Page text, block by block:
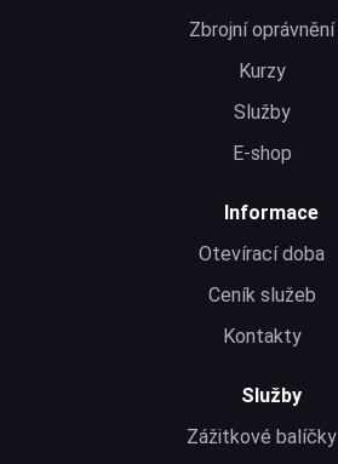
Zbrojní oprávnění
Kurzy
Služby
E-shop
Informace
Otevírací doba
Ceník služeb
Kontakty
Služby
Zážitkové balíčky